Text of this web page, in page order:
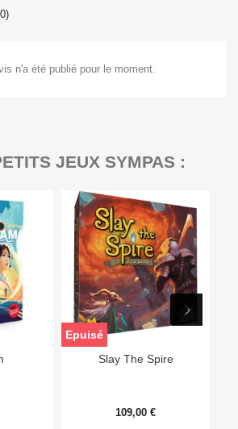
n'a été publié pour le moment.
JEUX SYMPAS :
Slay The Spire
109,00 €
Epuisé